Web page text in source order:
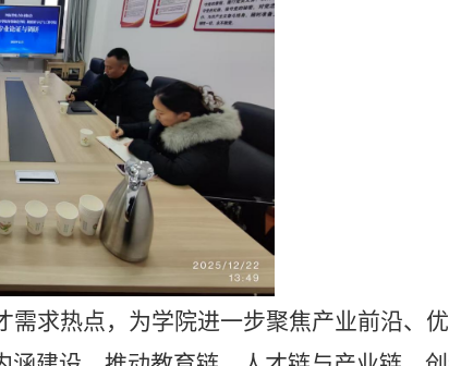
求热点，为学院进一步聚焦产业前沿、